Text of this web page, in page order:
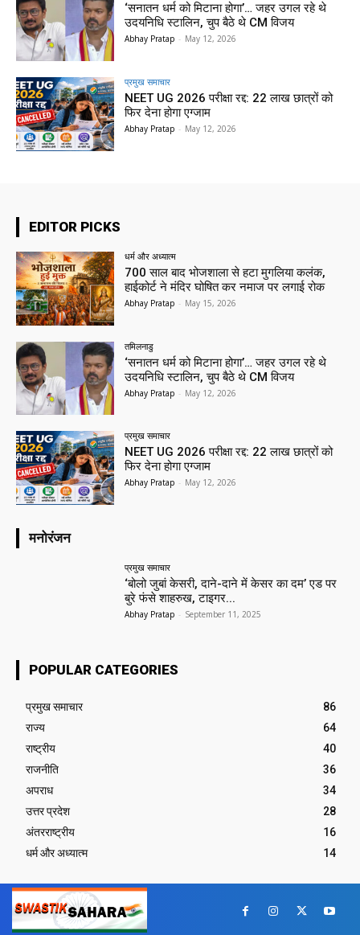
‘सनातन धर्म को मिटाना होगा’… जहर उगल रहे थे
उदयनिधि स्टालिन, चुप बैठे थे CM विजय
Abhay Pratap - May 12, 2026
प्रमुख समाचार‎
NEET UG 2026 परीक्षा रद्द: 22 लाख छात्रों को
फिर देना होगा एग्जाम
Abhay Pratap - May 12, 2026
EDITOR PICKS
धर्म और अध्यात्म
700 साल बाद भोजशाला से हटा मुगलिया कलंक,
हाईकोर्ट ने मंदिर घोषित कर नमाज पर लगाई रोक
Abhay Pratap - May 15, 2026
तमिलनाडु
‘सनातन धर्म को मिटाना होगा’… जहर उगल रहे थे
उदयनिधि स्टालिन, चुप बैठे थे CM विजय
Abhay Pratap - May 12, 2026
प्रमुख समाचार‎
NEET UG 2026 परीक्षा रद्द: 22 लाख छात्रों को
फिर देना होगा एग्जाम
Abhay Pratap - May 12, 2026
मनोरंजन
प्रमुख समाचार‎
‘बोलो जुबां केसरी, दाने-दाने में केसर का दम’ एड पर
बुरे फंसे शाहरुख, टाइगर...
Abhay Pratap - September 11, 2025
POPULAR CATEGORIES
प्रमुख समाचार‎
86
राज्य
64
राष्ट्रीय
40
राजनीति
36
अपराध
34
उत्तर प्रदेश
28
अंतरराष्ट्रीय
16
धर्म और अध्यात्म
14